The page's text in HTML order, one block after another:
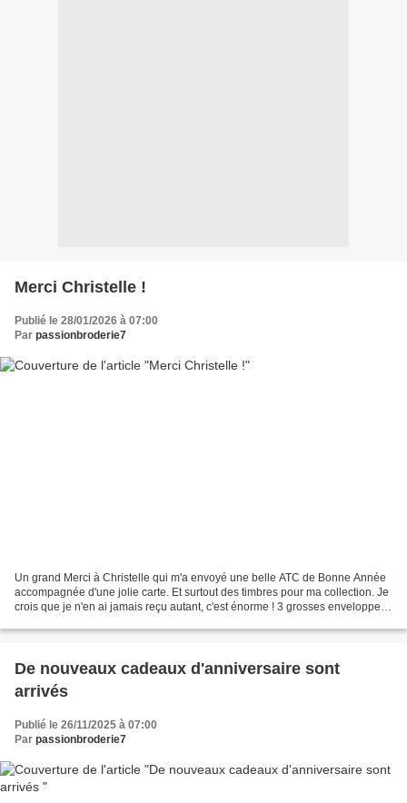
Merci Christelle !
Publié le 28/01/2026 à 07:00
Par passionbroderie7
Un grand Merci à Christelle qui m'a envoyé une belle ATC de Bonne Année
accompagnée d'une jolie carte. Et surtout des timbres pour ma collection. Je
crois que je n'en ai jamais reçu autant, c'est énorme ! 3 grosses enveloppes,
De nouveaux cadeaux d'anniversaire sont
arrivés
Publié le 26/11/2025 à 07:00
Par passionbroderie7